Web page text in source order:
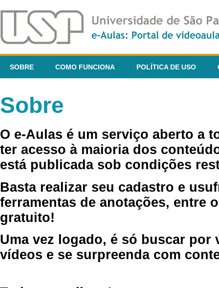
SOBRE COMO FUNCIONA POLÍTICA DE USO
Sobre
O e-Aulas é um serviço aberto a
ter acesso à maioria dos
está publicada sob condições
Basta realizar seu cadastro e
ferramentas de anotações, entre
gratuito!
Uma vez logado, é só buscar por
vídeos e se surpreenda com